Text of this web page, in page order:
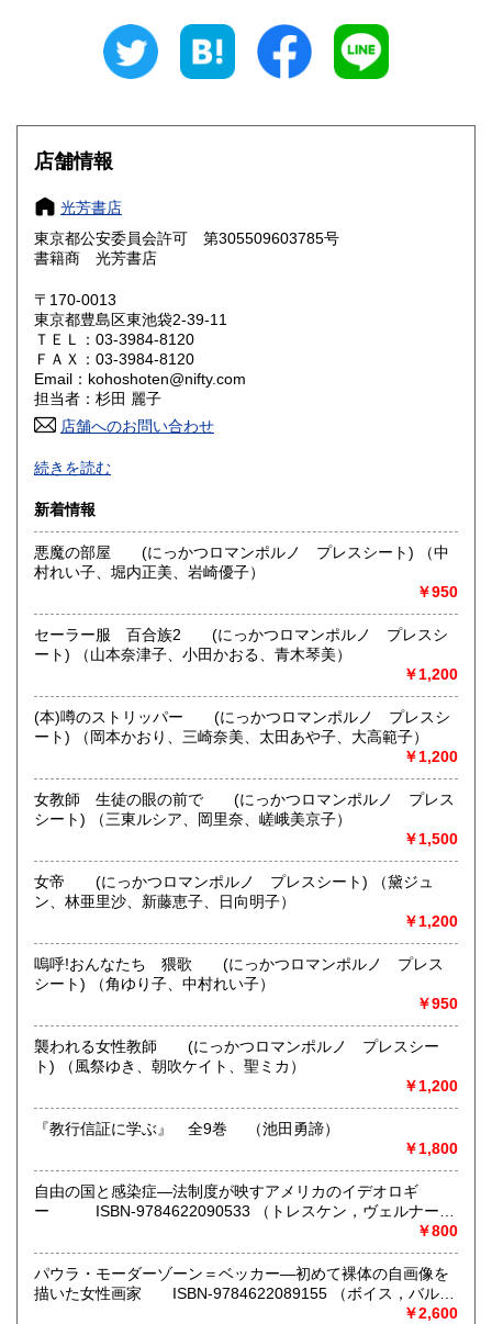
360円 三重県
大阪府
奈良県
鳥取県 360円 島根県
岡山県
山口県 360円
香川県 360円
高知県 360円
佐賀県
熊本県 360円 大分県 360円
宮崎県 360円
360円
店舗情報
光芳書店
東京都公安委員会許可 第305509603785号
書籍商 光芳書店
〒170-0013
東京都豊島区東池袋2-39-11
ＴＥＬ：03-3984-8120
ＦＡＸ：03-3984-8120
Email：kohoshoten@nifty.com
担当者：杉田 麗子
店舗へのお問い合わせ
通販のみの営業です。
ご注文、在庫確認、お問い合わせ等はメールでお願いしま
す。
お電話での対応はできませんのでご了承ください。
夏休みのお知らせ
8月10日～18日まで休ませていただきます。
ご迷惑をお掛けしますが、よろしくお願い申し上げます。
沿線名：JR池袋駅
最寄駅：JR池袋駅
定休日：定休日 :土・日曜日 臨時休業は台風、大雪等の悪
天候 夏休みのお知らせ 8月10日～18日まで休ませていただ
きます。 ご迷惑をお掛けしますが、よろしくお願い申し上げ
書籍の買取について
取り扱い分野
歴史、社会科学、美術工芸、趣味、サブカルチャー
続きを読む
新着情報
悪魔の部屋 (にっかつロマンポルノ プレスシート) （中
村れい子、堀内正美、岩崎優子）
￥950
セーラー服 百合族2 (にっかつロマンポルノ プレスシ
ート) （山本奈津子、小田かおる、青木琴美）
￥1,200
(本)噂のストリッパー (にっかつロマンポルノ プレスシ
ート) （岡本かおり、三崎奈美、太田あや子、大高範子）
￥1,200
女教師 生徒の眼の前で (にっかつロマンポルノ プレス
シート) （三東ルシア、岡里奈、嵯峨美京子）
￥1,500
女帝 (にっかつロマンポルノ プレスシート) （黛ジュ
ン、林亜里沙、新藤恵子、日向明子）
￥1,200
嗚呼!おんなたち 猥歌 (にっかつロマンポルノ プレス
シート) （角ゆり子、中村れい子）
￥950
襲われる女性教師 (にっかつロマンポルノ プレスシー
ト) （風祭ゆき、朝吹ケイト、聖ミカ）
￥1,200
『教行信証に学ぶ』 全9巻 （池田勇諦）
￥1,800
自由の国と感染症―法制度が映すアメリカのイデオロギ
ー ISBN-9784622090533 （トレスケン，ヴェルナー
￥800
パウラ・モーダーゾーン＝ベッカー―初めて裸体の自画像を
描いた女性画家 ISBN-9784622089155 （ボイス，バルバ
￥2,600